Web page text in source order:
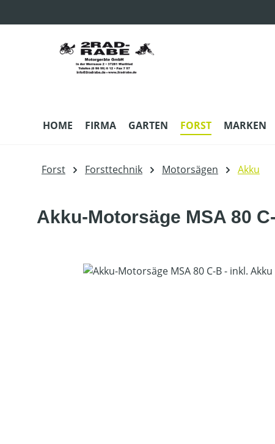
HOME FIRMA GARTEN FORST MARKEN
Forst Forsttechnik Motorsägen Akku
Akku-Motorsäge MSA 80
Bildergalerie überspringen